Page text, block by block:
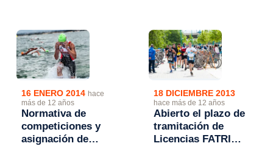
16 ENERO 2014 hace
más de 12 años
Normativa de
competiciones y
asignación de
18 DICIEMBRE 2013
hace más de 12 años
Abierto el plazo de
tramitación de
Licencias FATRI